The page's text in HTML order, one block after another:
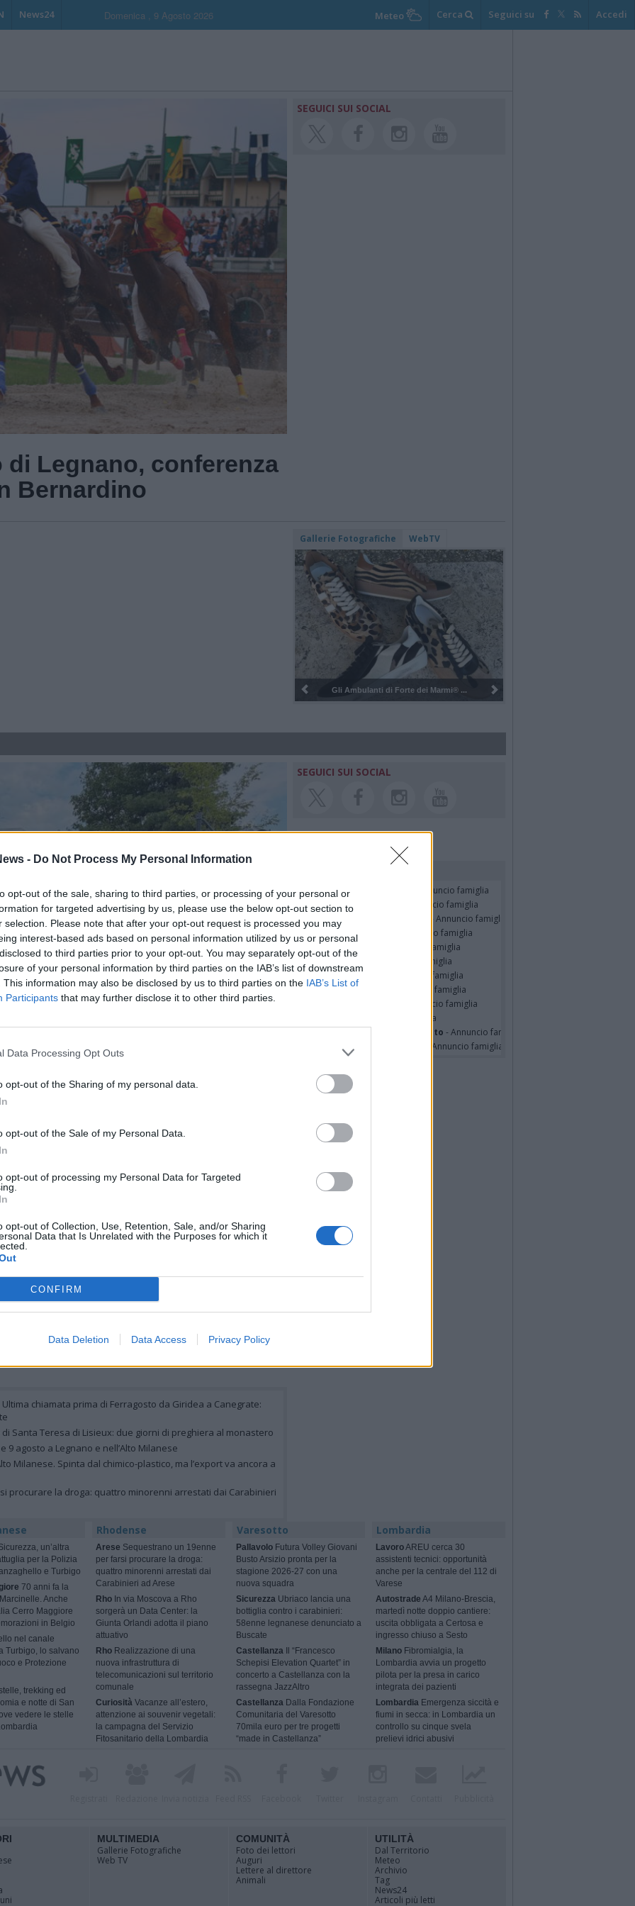
- Do Not Process My Personal Information
opt-out of the sale, sharing to third parties, or processing of your personal or
for targeted advertising by us, please use the below opt-out section to
selection. Please note that after your opt-out request is processed you may
interest-based ads based on personal information utilized by us or personal
to third parties prior to your opt-out. You may separately opt-out of the
of your personal information by third parties on the IAB’s list of downstream
This information may also be disclosed by us to third parties on the IAB’s List of
Participants that may further disclose it to other third parties.
Data Processing Opt Outs
opt-out of the Sharing of my personal data.
opt-out of the Sale of my Personal Data.
opt-out of processing my Personal Data for Targeted
opt-out of Collection, Use, Retention, Sale, and/or Sharing
Data that Is Unrelated with the Purposes for which it
CONFIRM
Data Deletion Data Access Privacy Policy
News24 Domenica , 9 Agosto 2026 Meteo Cerca Seguici su Accedi
di Legnano, conferenza
Bernardino
SEGUICI SUI SOCIAL
Gallerie Fotografiche WebTV
Pulizia del bosco del Rugareto a ...
non va in ferie: ogni
per te
propone un appuntamento diverso ogni sera, tra
laboratori creativi, sfide musicali e burraco
Auguri
di
Lettere al direttore
“Legnano tempestata
da buche che Arsizio Nala, micia Main
Ultima chiamata prima di Ferragosto da Giridea a Canegrate:
Santa Teresa di Lisieux: due giorni di preghiera al monastero
9 agosto a Legnano e nell’Alto Milanese
Milanese. Spinta dal chimico-plastico, ma l’export va ancora a
procurare la droga: quattro minorenni arrestati dai Carabinieri
SEGUICI SUI SOCIAL
Raffaella Russo in Muner
- Annuncio famiglia
Romano Giudici (Roby)
- Annuncio famiglia
LUISELLA BRESCIANI in CADEO
- Annuncio famiglia
GABRIELE MASSINISSA
- Annuncio famiglia
RENZO STEFANONI
- Annuncio famiglia
AGOSTINO BOSSI
- Annuncio famiglia
Claudio Dal Medico
- Annuncio famiglia
Edmondo SPIANTINI
- Annuncio famiglia
- Annuncio famiglia
- Annuncio famiglia
Alverina Martini ved. Cecconato - Annuncio famiglia
Cornelia Masini Ved. Pagani
- Annuncio famiglia
un’altra
per la Polizia
e Turbigo
70 anni fa la
Anche
Cerro Maggiore
in Belgio
nel canale
Turbigo, lo salvano
e Protezione
trekking ed
e notte di San
vedere le stelle
Rhodense
Arese Sequestrano un 19enne
per farsi procurare la droga:
quattro minorenni arrestati dai
Carabinieri ad Arese
Rho In via Moscova a Rho
sorgerà un Data Center: la
Giunta Orlandi adotta il piano
attuativo
Rho Realizzazione di una
nuova infrastruttura di
telecomunicazioni sul territorio
comunale
Curiosità Vacanze all’estero,
attenzione ai souvenir vegetali:
la campagna del Servizio
Fitosanitario della Lombardia
Varesotto
PallavoloFutura Volley Giovani
Busto Arsizio pronta per la
stagione 2026-27 con una
nuova squadra
SicurezzaUbriaco lancia una
bottiglia contro i carabinieri:
58enne legnanese denunciato a
Buscate
CastellanzaIl “Francesco
Schepisi Elevation Quartet” in
concerto a Castellanza con la
rassegna JazzAltro
CastellanzaDalla Fondazione
Comunitaria del Varesotto
70mila euro per tre progetti
“made in Castellanza”
Lombardia
LavoroAREU cerca 30
assistenti tecnici: opportunità
anche per la centrale del 112 di
Varese
Autostrade A4 Milano-Brescia,
martedì notte doppio cantiere:
uscita obbligata a Certosa e
ingresso chiuso a Sesto
Milano Fibromialgia, la
Lombardia avvia un progetto
pilota per la presa in carico
integrata dei pazienti
Lombardia Emergenza siccità e
fiumi in secca: in Lombardia un
controllo su cinque svela
prelievi idrici abusivi
MULTIMEDIA
Gallerie Fotografiche
Web TV
COMUNITÀ
Foto dei lettori
Auguri
Lettere al direttore
Animali
UTILITÀ
Dal Territorio
Meteo
Archivio
Tag
News24
Articoli più letti